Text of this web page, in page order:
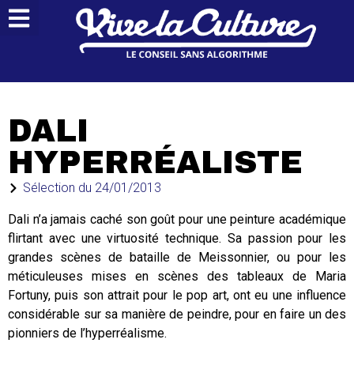
DALI
HYPERRÉALISTE
Sélection du 24/01/2013
Dali n’a jamais caché son goût pour une peinture académique
flirtant avec une virtuosité technique. Sa passion pour les
grandes scènes de bataille de Meissonnier, ou pour les
méticuleuses mises en scènes des tableaux de Maria
Fortuny, puis son attrait pour le pop art, ont eu une influence
considérable sur sa manière de peindre, pour en faire un des
pionniers de l’hyperréalisme.